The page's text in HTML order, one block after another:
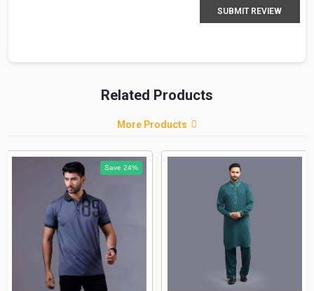
SUBMIT REVIEW
Related Products
More Products
Save 24%